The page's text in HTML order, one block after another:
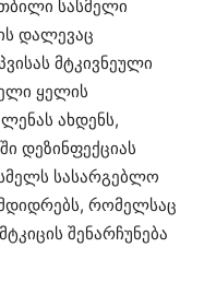
სასმელი
დალევაც
მტკივნეული
ყელის
ახდენს,
დეზინფექციას
სასარგებლო
რომელსაც
შენარჩუნება